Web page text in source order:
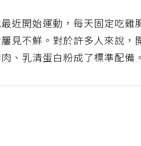
最近開始運動，每天固定吃雞
見不鮮。對於許多人來說
、乳清蛋白粉成了標準配備。